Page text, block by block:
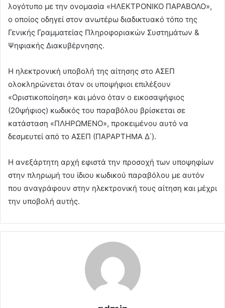
λογότυπο με την ονομασία «ΗΛΕΚΤΡΟΝΙΚΟ ΠΑΡΑΒΟΛΟ»,
ο οποίος οδηγεί στον ανωτέρω διαδικτυακό τόπο της
Γενικής Γραμματείας Πληροφοριακών Συστημάτων &
Ψηφιακής Διακυβέρνησης.
Η ηλεκτρονική υποβολή της αίτησης στο ΑΣΕΠ
ολοκληρώνεται όταν οι υποψήφιοι επιλέξουν
«Οριστικοποίηση» και μόνο όταν ο εικοσαψήφιος
(20ψήφιος) κωδικός του παραβόλου βρίσκεται σε
κατάσταση «ΠΛΗΡΩΜΕΝΟ», προκειμένου αυτό να
δεσμευτεί από το ΑΣΕΠ (ΠΑΡΑΡΤΗΜΑ Δ΄).
Η ανεξάρτητη αρχή εφιστά την προσοχή των υποψηφίων
στην πληρωμή του ίδιου κωδικού παραβόλου με αυτόν
που αναγράφουν στην ηλεκτρονική τους αίτηση και μέχρι
την υποβολή αυτής.